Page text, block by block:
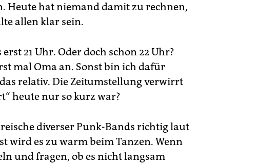
Heute hat niemand damit zu rechnen,
allen klar sein.
21 Uhr. Oder doch schon 22 Uhr?
mal Oma an. Sonst bin ich dafür
relativ. Die Zeitumstellung verwirrt
heute nur so kurz war?
diverser Punk-Bands richtig laut
wird es zu warm beim Tanzen. Wenn
und fragen, ob es nicht langsam